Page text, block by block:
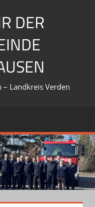
DER
– Landkreis Verden